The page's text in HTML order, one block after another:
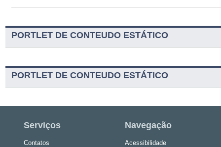
PORTLET DE CONTEUDO ESTÁTICO
PORTLET DE CONTEUDO ESTÁTICO
Serviços
Contatos
Navegação
Acessibilidade